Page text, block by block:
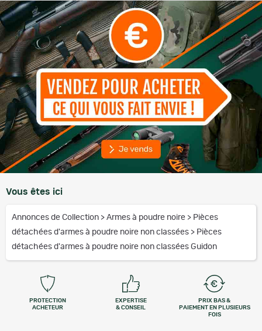
Vous êtes ici
Annonces de Collection > Armes à poudre noire > Pièces
détachées d'armes à poudre noire non classées > Pièces
détachées d'armes à poudre noire non classées Guidon
PROTECTION
ACHETEUR
EXPERTISE
& CONSEIL
PRIX BAS &
PAIEMENT EN PLUSIEURS
FOIS